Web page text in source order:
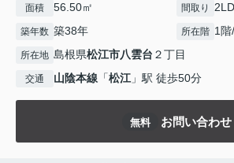
面積 56.50㎡ 間取り
築年数 築38年 所在階 1階
所在地 島根県松江市八雲台 ２丁目
交通 山陰本線 「松江」駅 徒歩50分
無料 お問い合わせ